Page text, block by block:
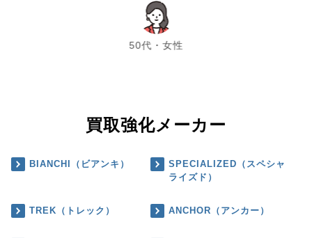
50代・女性
chevron_left chevron_right
買取強化メーカー
BIANCHI（ビアンキ）
SPECIALIZED（スペシャ
ライズド）
TREK（トレック） ANCHOR（アンカー）